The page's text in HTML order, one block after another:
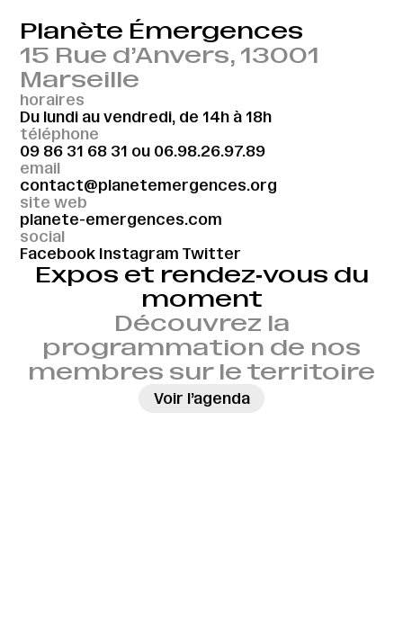
Planète Émergences
15 Rue d’Anvers, 13001
Marseille
horaires
Du lundi au vendredi, de 14h à 18h
téléphone
09 86 31 68 31 ou 06.98.26.97.89
email
contact@planetemergences.org
site web
planete-emergences.com
social
Facebook Instagram Twitter
Expos et rendez‑vous du
moment
Découvrez la
programmation de nos
membres sur le territoire
Voir l’agenda